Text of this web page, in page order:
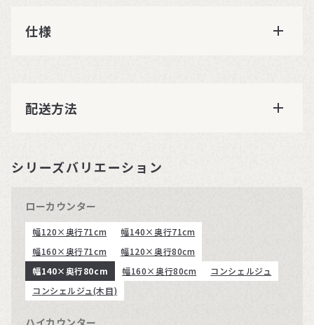
仕様
配送方法
シリーズバリエーション
ローカウンター
幅120×奥行71cm
幅140×奥行71cm
幅160×奥行71cm
幅120×奥行80cm
幅140×奥行80cm
幅160×奥行80cm
コンシェルジュ
コンシェルジュ(木目)